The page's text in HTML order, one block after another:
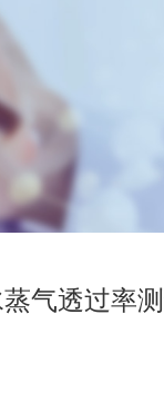
气透过率